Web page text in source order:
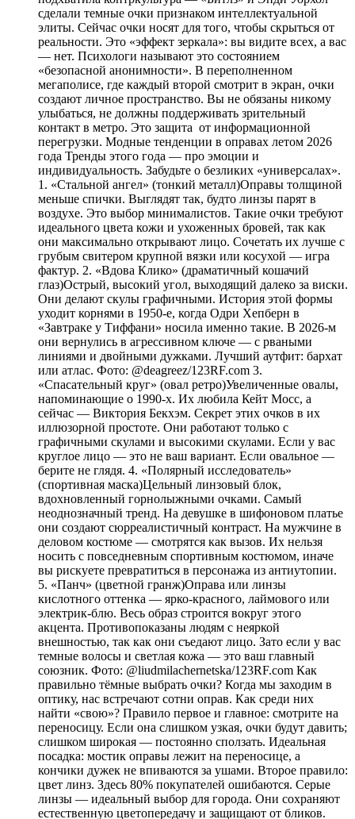
сделали темные очки признаком интеллектуальной
элиты. Сейчас очки носят для того, чтобы скрыться от
реальности. Это «эффект зеркала»: вы видите всех, а вас
— нет. Психологи называют это состоянием
«безопасной анонимности». В переполненном
мегаполисе, где каждый второй смотрит в экран, очки
создают личное пространство. Вы не обязаны никому
улыбаться, не должны поддерживать зрительный
контакт в метро. Это защита от информационной
перегрузки. Модные тенденции в оправах летом 2026
года Тренды этого года — про эмоции и
индивидуальность. Забудьте о безликих «универсалах».
1. «Стальной ангел» (тонкий металл)Оправы толщиной
меньше спички. Выглядят так, будто линзы парят в
воздухе. Это выбор минималистов. Такие очки требуют
идеального цвета кожи и ухоженных бровей, так как
они максимально открывают лицо. Сочетать их лучше с
грубым свитером крупной вязки или косухой — игра
фактур. 2. «Вдова Клико» (драматичный кошачий
глаз)Острый, высокий угол, выходящий далеко за виски.
Они делают скулы графичными. История этой формы
уходит корнями в 1950-е, когда Одри Хепберн в
«Завтраке у Тиффани» носила именно такие. В 2026-м
они вернулись в агрессивном ключе — с рваными
линиями и двойными дужками. Лучший аутфит: бархат
или атлас. Фото: @deagreez/123RF.com 3.
«Спасательный круг» (овал ретро)Увеличенные овалы,
напоминающие о 1990-х. Их любила Кейт Мосс, а
сейчас — Виктория Бекхэм. Секрет этих очков в их
иллюзорной простоте. Они работают только с
графичными скулами и высокими скулами. Если у вас
круглое лицо — это не ваш вариант. Если овальное —
берите не глядя. 4. «Полярный исследователь»
(спортивная маска)Цельный линзовый блок,
вдохновленный горнолыжными очками. Самый
неоднозначный тренд. На девушке в шифоновом платье
они создают сюрреалистичный контраст. На мужчине в
деловом костюме — смотрятся как вызов. Их нельзя
носить с повседневным спортивным костюмом, иначе
вы рискуете превратиться в персонажа из антиутопии.
5. «Панч» (цветной гранж)Оправа или линзы
кислотного оттенка — ярко-красного, лаймового или
электрик-блю. Весь образ строится вокруг этого
акцента. Противопоказаны людям с неяркой
внешностью, так как они съедают лицо. Зато если у вас
темные волосы и светлая кожа — это ваш главный
союзник. Фото: @liudmilachernetska/123RF.com Как
правильно тёмные выбрать очки? Когда мы заходим в
оптику, нас встречают сотни оправ. Как среди них
найти «свою»? Правило первое и главное: смотрите на
переносицу. Если она слишком узкая, очки будут давить;
слишком широкая — постоянно сползать. Идеальная
посадка: мостик оправы лежит на переносице, а
кончики дужек не впиваются за ушами. Второе правило:
цвет линз. Здесь 80% покупателей ошибаются. Серые
линзы — идеальный выбор для города. Они сохраняют
естественную цветопередачу и защищают от бликов.